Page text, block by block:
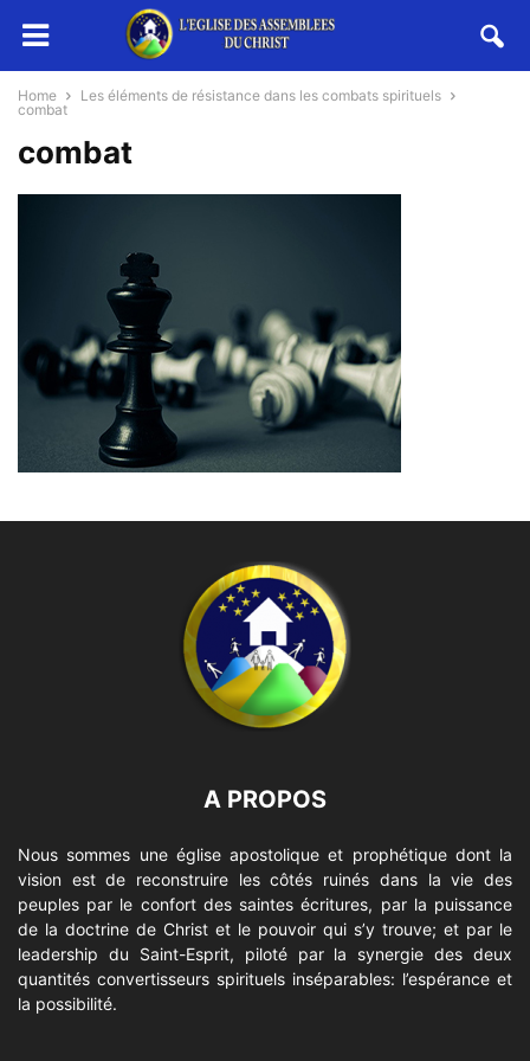
Home
Les éléments de résistance dans les combats spirituels
combat
combat
A PROPOS
Nous sommes une église apostolique et prophétique dont la
vision est de reconstruire les côtés ruinés dans la vie des
peuples par le confort des saintes écritures, par la puissance
de la doctrine de Christ et le pouvoir qui s’y trouve; et par le
leadership du Saint-Esprit, piloté par la synergie des deux
quantités convertisseurs spirituels inséparables: l’espérance et
la possibilité.